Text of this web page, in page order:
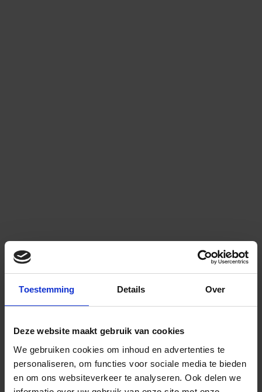
Toestemming Details Over
Deze website maakt gebruik van cookies
We gebruiken cookies om inhoud en advertenties te
personaliseren, om functies voor sociale media te bieden
en om ons websiteverkeer te analyseren. Ook delen we